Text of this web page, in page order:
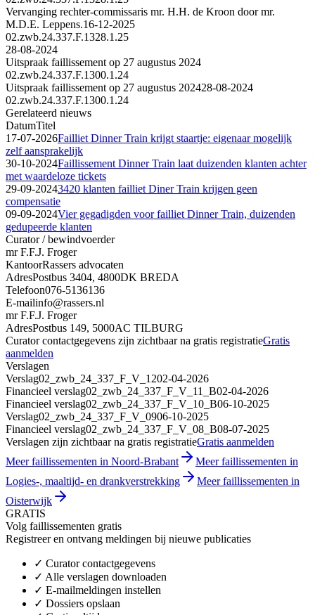
Vervanging rechter-commissaris mr. H.H. de Kroon door mr.
M.D.E. Leppens.16-12-2025
02.zwb.24.337.F.1328.1.25
28-08-2024
Uitspraak faillissement op 27 augustus 2024
02.zwb.24.337.F.1300.1.24
Uitspraak faillissement op 27 augustus 202428-08-2024
02.zwb.24.337.F.1300.1.24
Gerelateerd nieuws
DatumTitel
17-07-2026Failliet Dinner Train krijgt staartje: eigenaar mogelijk
zelf aansprakelijk
30-10-2024Faillissement Dinner Train laat duizenden klanten achter
met waardeloze tickets
29-09-20243420 klanten failliet Diner Train krijgen geen
compensatie
09-09-2024Vier gegadigden voor failliet Dinner Train, duizenden
gedupeerde klanten
Curator / bewindvoerder
mr F.F.J. Froger
KantoorRassers advocaten
AdresPostbus 3404, 4800DK BREDA
Telefoon076-5136136
E-mailinfo@rassers.nl
mr F.F.J. Froger
AdresPostbus 149, 5000AC TILBURG
Curator contactgegevens zijn zichtbaar na gratis registratieGratis
aanmelden
Verslagen
Verslag02_zwb_24_337_F_V_1202-04-2026
Financieel verslag02_zwb_24_337_F_V_11_B02-04-2026
Financieel verslag02_zwb_24_337_F_V_10_B06-10-2025
Verslag02_zwb_24_337_F_V_0906-10-2025
Financieel verslag02_zwb_24_337_F_V_08_B08-07-2025
Verslagen zijn zichtbaar na gratis registratieGratis aanmelden
Meer faillissementen in Noord-Brabant
Meer faillissementen in
Logies-, maaltijd- en drankverstrekking
Meer faillissementen in
Oisterwijk
GRATIS
Volg faillissementen gratis
Registreer en ontvang meldingen bij nieuwe publicaties
✓ Curator contactgegevens
✓ Alle verslagen downloaden
✓ E-mailmeldingen instellen
✓ Dossiers opslaan